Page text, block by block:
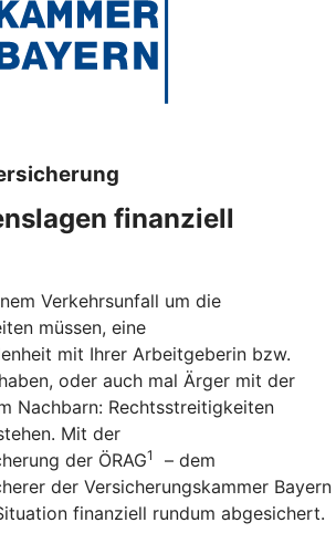
finanziell
Verkehrsunfall um die
müssen, eine
mit Ihrer Arbeitgeberin bzw.
oder auch mal Ärger mit der
Nachbarn: Rechtsstreitigkeiten
Mit der
der ÖRAG1
– dem
der Versicherungskammer Bayern
finanziell rundum abgesichert.